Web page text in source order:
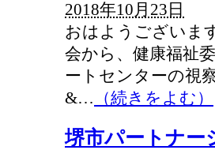
2018年10月23日
おはようございま
会から、健康福祉
ートセンターの
&… （続きをよむ）
堺市パートナ